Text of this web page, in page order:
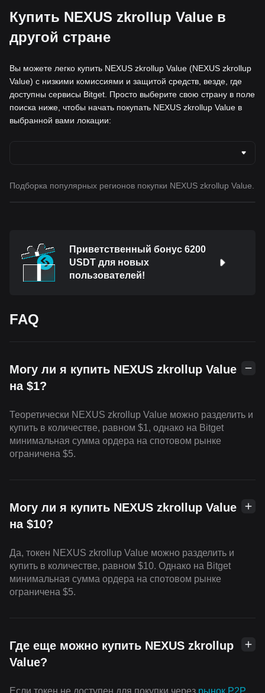
Купить NEXUS zkrollup Value в
другой стране
Вы можете легко купить NEXUS zkrollup Value (NEXUS zkrollup
Value) с низкими комиссиями и защитой средств, везде, где
доступны сервисы Bitget. Просто выберите свою страну в поле
поиска ниже, чтобы начать покупать NEXUS zkrollup Value в
выбранной вами локации:
Подборка популярных регионов покупки NEXUS zkrollup Value.
Приветственный бонус 6200
USDT для новых
пользователей!
FAQ
Могу ли я купить NEXUS zkrollup Value
на $1?
Теоретически NEXUS zkrollup Value можно разделить и
купить в количестве, равном $1, однако на Bitget
минимальная сумма ордера на спотовом рынке
ограничена $5.
Могу ли я купить NEXUS zkrollup Value
на $10?
Да, токен NEXUS zkrollup Value можно разделить и
купить в количестве, равном $10. Однако на Bitget
минимальная сумма ордера на спотовом рынке
ограничена $5.
Где еще можно купить NEXUS zkrollup
Value?